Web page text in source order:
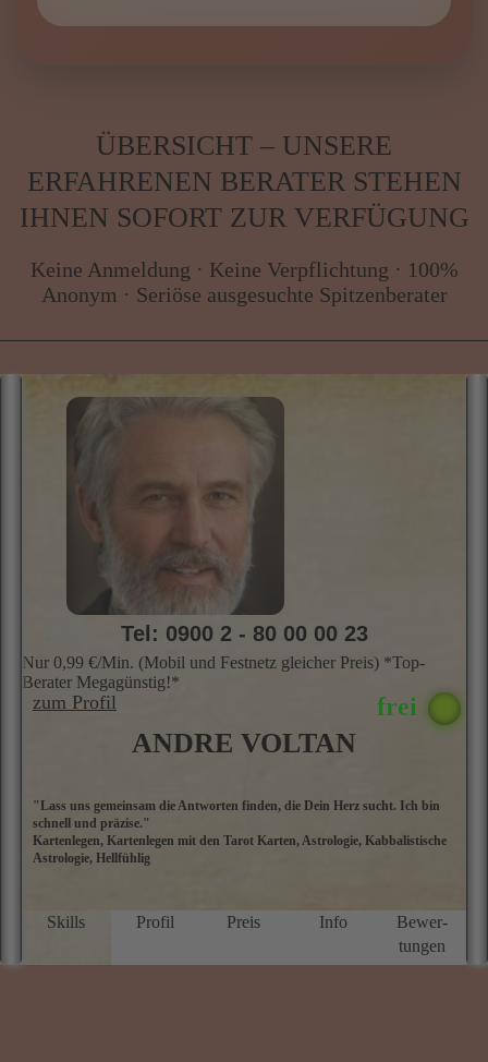
günstigen Preisen von
JENSEITSKONTAKTE bis
MAGISCHE RITUALE alles im
Esoterikpalast.
ÜBERSICHT – UNSERE
ERFAHRENEN BERATER STEHEN
IHNEN SOFORT ZUR VERFÜGUNG
Keine Anmeldung · Keine Verpflichtung · 100%
Anonym · Seriöse ausgesuchte Spitzenberater